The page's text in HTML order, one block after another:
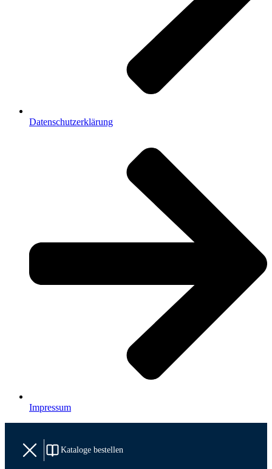
Datenschutzerklärung
Impressum
Kataloge bestellen